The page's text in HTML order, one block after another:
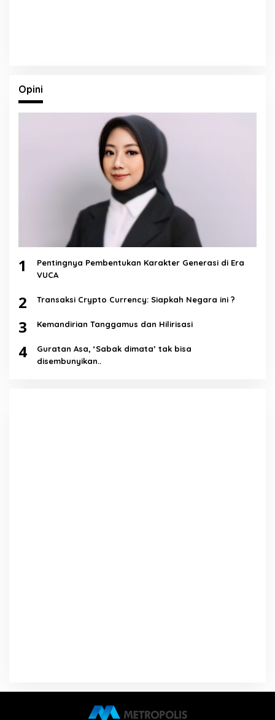
Opini
1
Pentingnya Pembentukan Karakter Generasi di Era
VUCA
2 Transaksi Crypto Currency: Siapkah Negara ini ?
3 Kemandirian Tanggamus dan Hilirisasi
4
Guratan Asa, ‘Sabak dimata’ tak bisa
disembunyikan..